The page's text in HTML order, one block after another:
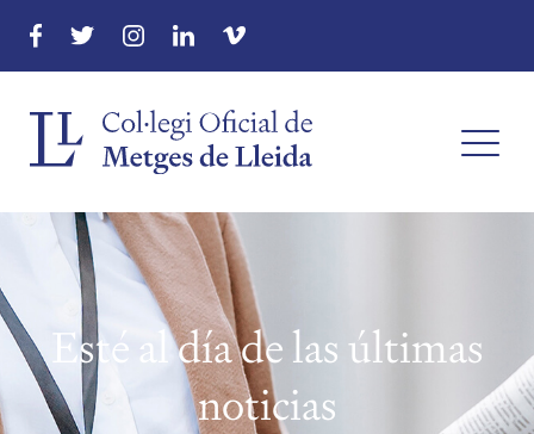
Esté al día de las últimas
noticias